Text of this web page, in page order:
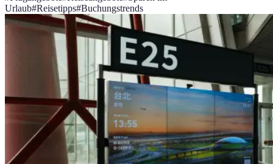
Urlaub#Reisetipps#Buchungstrends